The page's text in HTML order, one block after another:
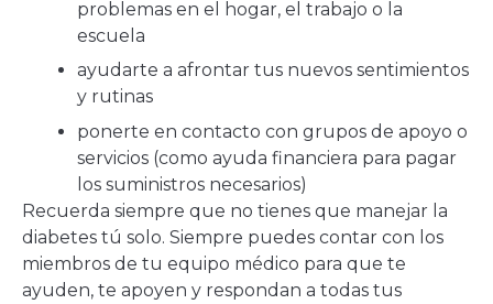
problemas en el hogar, el trabajo o la
escuela
ayudarte a afrontar tus nuevos sentimientos
y rutinas
ponerte en contacto con grupos de apoyo o
servicios (como ayuda financiera para pagar
los suministros necesarios)
Recuerda siempre que no tienes que manejar la
diabetes tú solo. Siempre puedes contar con los
miembros de tu equipo médico para que te
ayuden, te apoyen y respondan a todas tus